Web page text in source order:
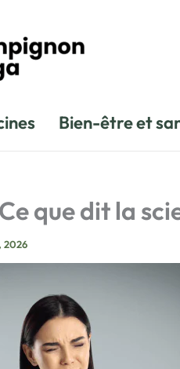
Bien-être et
que dit la
2026